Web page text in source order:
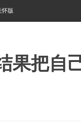
怀版
果把自